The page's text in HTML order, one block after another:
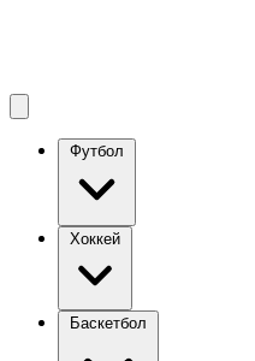
Футбол
Хоккей
Баскетбол